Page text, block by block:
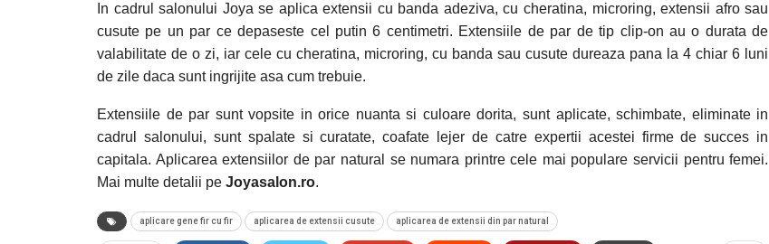
In cadrul salonului Joya se aplica extensii cu banda adeziva, cu cheratina, microring, extensii afro sau
cusute pe un par ce depaseste cel putin 6 centimetri. Extensiile de par de tip clip-on au o durata de
valabilitate de o zi, iar cele cu cheratina, microring, cu banda sau cusute dureaza pana la 4 chiar 6 luni
de zile daca sunt ingrijite asa cum trebuie.
Extensiile de par sunt vopsite in orice nuanta si culoare dorita, sunt aplicate, schimbate, eliminate in
cadrul salonului, sunt spalate si curatate, coafate lejer de catre expertii acestei firme de succes in
capitala. Aplicarea extensiilor de par natural se numara printre cele mai populare servicii pentru femei.
Mai multe detalii pe Joyasalon.ro.
aplicare gene fir cu fir aplicarea de extensii cusute aplicarea de extensii din par natural